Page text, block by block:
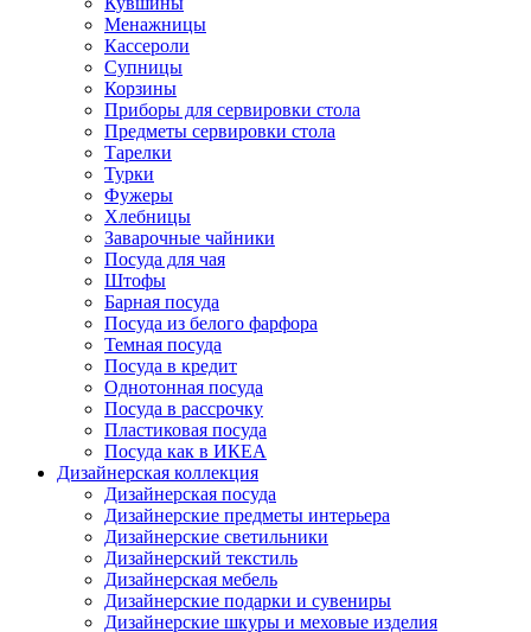
Менажницы
Кассероли
Супницы
Корзины
Приборы для сервировки стола
Предметы сервировки стола
Тарелки
Турки
Фужеры
Хлебницы
Заварочные чайники
Посуда для чая
Штофы
Барная посуда
Посуда из белого фарфора
Темная посуда
Посуда в кредит
Однотонная посуда
Посуда в рассрочку
Пластиковая посуда
Посуда как в ИКЕА
Дизайнерская коллекция
Дизайнерская посуда
Дизайнерские предметы интерьера
Дизайнерские светильники
Дизайнерский текстиль
Дизайнерская мебель
Дизайнерские подарки и сувениры
Дизайнерские шкуры и меховые изделия